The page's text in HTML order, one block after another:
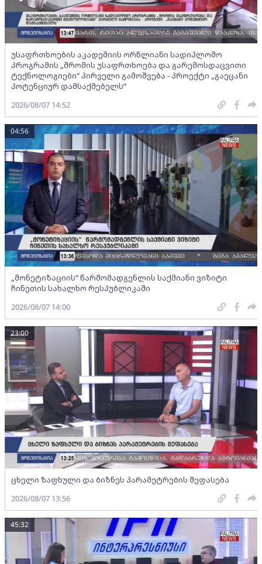
უსაფრთხოების აკადემიის ორწლიანი სადიპლომო
პროგრამის „შრომის უსაფრთხოება და გარემოსდაცვითი
ტექნოლოგიები“ პირველი გამოშვება - პროექტი „გაეცანი
პოტენციურ დამსაქმებელს“
2026/08/07 14:52
„მონეტიზაციის“ წარმომადგენლის საქმიანი ვიზიტი
ჩინეთის სახალხო რესპუბლიკაში
04:56
2026/08/07 14:00
ცხელი ზაფხული და ბიზნეს პარამეტრების შეფასება
23:00
2026/08/07 13:56
45:32